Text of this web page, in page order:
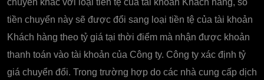
tiền chuyển này sẽ được đổi sang loại tiền tệ của tài khoản
Khách hàng theo tỷ giá tại thời điểm mà nhận được khoản
thanh toán vào tài khoản của Công ty. Công ty xác định tỷ
giá chuyển đổi. Trong trường hợp do các nhà cung cấp dịch